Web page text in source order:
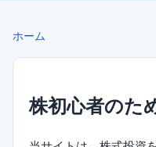
ホーム
株初心者のた